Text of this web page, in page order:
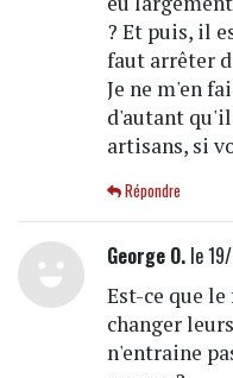
? Et puis, il
faut arrêter
Je ne m'en
d'autant
artisans, si
Répondre
George O.le 19/
Est-ce que
changer
n'entraine